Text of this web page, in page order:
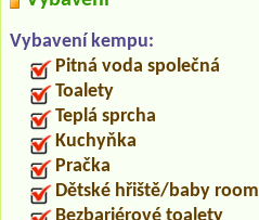
Vybavení kempu:
Pitná voda společná
Toalety
Teplá sprcha
Kuchyňka
Pračka
Dětské hřiště/baby room
Bezbariérové toalety